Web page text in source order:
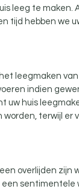
leeg te maken.
tijd hebben we
leegmaken
indien
uw huis
worden, terwijl
overlijden zijn